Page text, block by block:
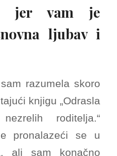
jer vam je
ljubav i
razumela skoro
knjigu „Odrasla
roditelja.“
pronalazeći se u
ali sam konačno